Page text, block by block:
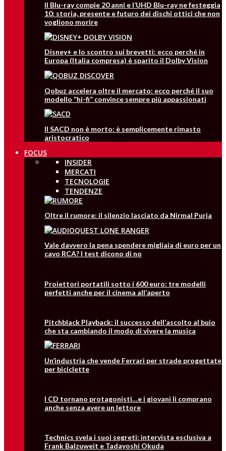
Il Blu-ray compie 20 anni e l’UHD Blu-ray ne festeggia
10: storia, presente e futuro dei dischi ottici che non
vogliono morire
Disney+ e lo scontro sui brevetti: ecco perché in
Europa (Italia compresa) è sparito il Dolby Vision
Qobuz accelera oltre il mercato: ecco perché il suo
modello “hi-fi” convince sempre più appassionati
Il SACD non è morto: è semplicemente rimasto
aristocratico
FOCUS
INSIDER
MERCATI
TECNOLOGIE
TENDENZE
Oltre il rumore: il silenzio lasciato da Nirmal Purja
Vale davvero la pena spendere migliaia di euro per un
cavo RCA? I test dicono di no
Proiettori portatili sotto i 600 euro: tre modelli
perfetti anche per il cinema all’aperto
Pitchblack Playback: il successo dell’ascolto al buio
che sta cambiando il modo di vivere la musica
Un’industria che vende Ferrari per strade progettate
per biciclette
I CD tornano protagonisti…e i giovani li comprano
anche senza avere un lettore
Technics svela i suoi segreti: intervista esclusiva a
Frank Balzuweit e Tadayoshi Okuda